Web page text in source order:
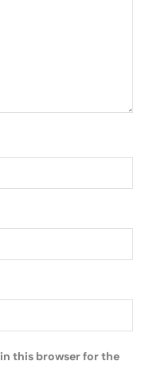
in this browser for the